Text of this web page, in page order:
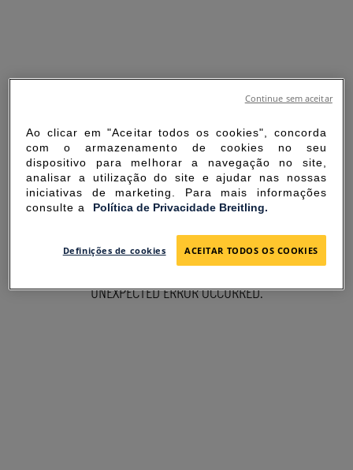
SORRY FOR THE
INCONVENIENCE
UNEXPECTED ERROR OCCURRED.
Ao clicar em "Aceitar todos os cookies", concorda
com o armazenamento de cookies no seu
dispositivo para melhorar a navegação no site,
analisar a utilização do site e ajudar nas nossas
iniciativas de marketing. Para mais informações
consulte a
Política de Privacidade Breitling.
Definições de cookies ACEITAR TODOS OS COOKIES
Continue sem aceitar